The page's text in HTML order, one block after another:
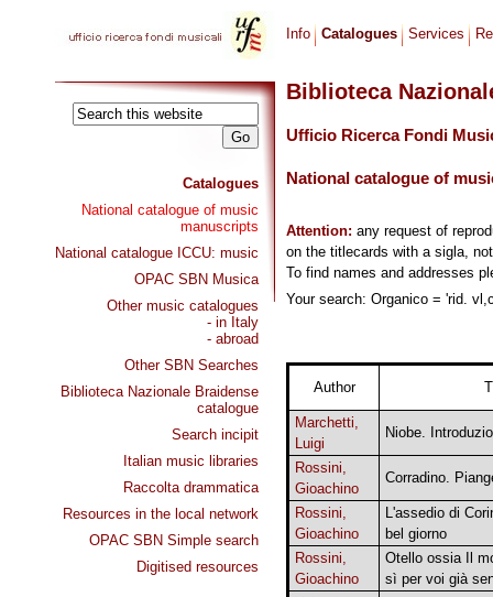
Catalogues
National catalogue of music
manuscripts
National catalogue ICCU: music
OPAC SBN Musica
Other music catalogues
- in Italy
- abroad
Other SBN Searches
Biblioteca Nazionale Braidense
catalogue
Search incipit
Italian music libraries
Raccolta drammatica
Resources in the local network
OPAC SBN Simple search
Digitised resources
Info Catalogues Services
Biblioteca
Ufficio Ricerca Fondi
National catalogue of
Attention: any request of
on the titlecards with a sigla,
To find names and addresses
Your search: Organico = 'rid.
Author
Marchetti,
Luigi
Niobe.
Rossini,
Gioachino
Corradino.
Rossini,
Gioachino
L'assedio di
bel giorno
Rossini,
Gioachino
Otello ossia Il
sì per voi già